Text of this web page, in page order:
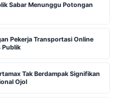
Sabar Menunggu Potongan
Pekerja Transportasi Online
Publik
Tak Berdampak Signifikan
Ojol